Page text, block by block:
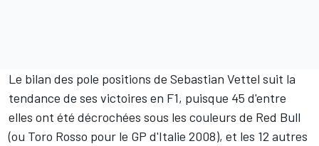
Le bilan des pole positions de Sebastian Vettel suit la
tendance de ses victoires en F1, puisque 45 d'entre
elles ont été décrochées sous les couleurs de Red Bull
(ou Toro Rosso pour le GP d'Italie 2008), et les 12 autres